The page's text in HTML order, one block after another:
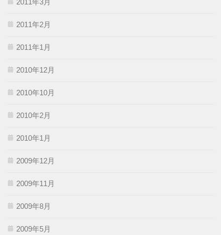
2011年2月
2011年1月
2010年12月
2010年10月
2010年2月
2010年1月
2009年12月
2009年11月
2009年8月
2009年5月